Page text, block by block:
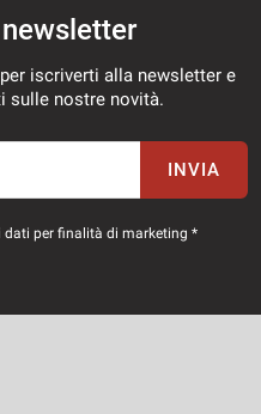
iscriverti alla newsletter e
sulle nostre novità.
INVIA
per finalità di marketing *